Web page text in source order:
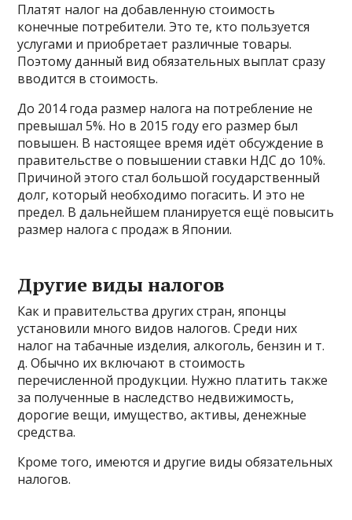
Платят налог на добавленную стоимость
конечные потребители. Это те, кто пользуется
услугами и приобретает различные товары.
Поэтому данный вид обязательных выплат сразу
вводится в стоимость.
До 2014 года размер налога на потребление не
превышал 5%. Но в 2015 году его размер был
повышен. В настоящее время идёт обсуждение в
правительстве о повышении ставки НДС до 10%.
Причиной этого стал большой государственный
долг, который необходимо погасить. И это не
предел. В дальнейшем планируется ещё повысить
размер налога с продаж в Японии.
Другие виды налогов
Как и правительства других стран, японцы
установили много видов налогов. Среди них
налог на табачные изделия, алкоголь, бензин и т.
д. Обычно их включают в стоимость
перечисленной продукции. Нужно платить также
за полученные в наследство недвижимость,
дорогие вещи, имущество, активы, денежные
средства.
Кроме того, имеются и другие виды обязательных
налогов.